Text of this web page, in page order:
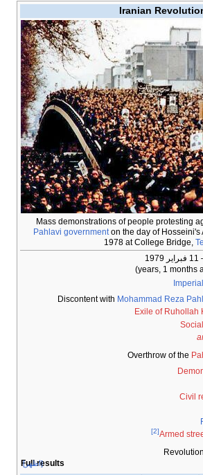
Iranian
Mass demonstrations of people protesting
Pahlavi governmenton the day of Hosseini's
1978 at College Bridge,
1979
Discontent with Mohammad Reza
Exile of Ruhollah
Overthrow of the
Civil
Armed
[2]
Full results
[اظهر]